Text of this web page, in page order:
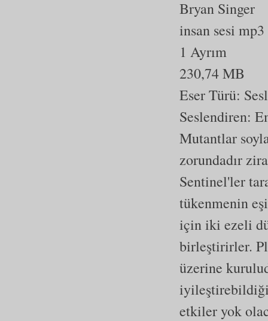
Bryan Singer
insan sesi mp3
1 Ayrım
230,74 MB
Eser Türü:
Seslendiren:
Mutantlar
zorundadır
Sentinel'ler
tükenmenin
için iki ezeli
birleştirirler.
üzerine
etkiler yok